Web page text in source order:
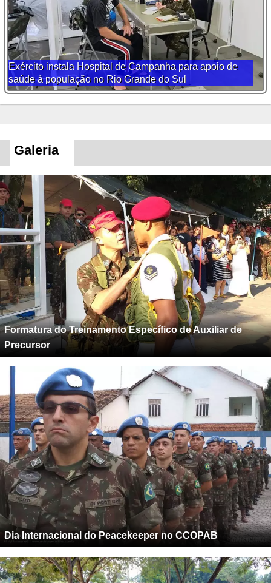
Exército instala Hospital de Campanha para apoio de
saúde à população no Rio Grande do Sul
Galeria
Formatura do Treinamento Específico de Auxiliar de
Precursor
Dia Internacional do Peacekeeper no CCOPAB